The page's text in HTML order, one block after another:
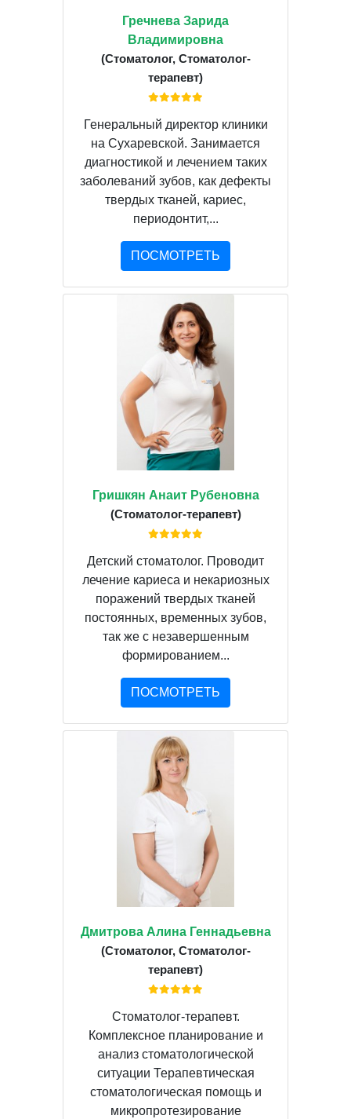
Гречнева Зарида
Владимировна
(Стоматолог, Стоматолог-
терапевт)
Генеральный директор клиники
на Сухаревской. Занимается
диагностикой и лечением таких
заболеваний зубов, как дефекты
твердых тканей, кариес,
периодонтит,...
ПОСМОТРЕТЬ
Гришкян Анаит Рубеновна
(Стоматолог-терапевт)
Детский стоматолог. Проводит
лечение кариеса и некариозных
поражений твердых тканей
постоянных, временных зубов,
так же с незавершенным
формированием...
ПОСМОТРЕТЬ
Дмитрова Алина Геннадьевна
(Стоматолог, Стоматолог-
терапевт)
Стоматолог-терапевт.
Комплексное планирование и
анализ стоматологической
ситуации Терапевтическая
стоматологическая помощь и
микропротезирование